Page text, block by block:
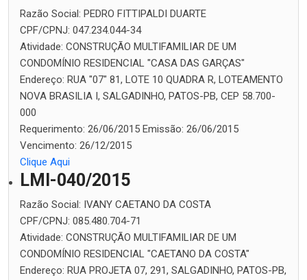
Razão Social: PEDRO FITTIPALDI DUARTE
CPF/CPNJ: 047.234.044-34
Atividade: CONSTRUÇÃO MULTIFAMILIAR DE UM
CONDOMÍNIO RESIDENCIAL "CASA DAS GARÇAS"
Endereço: RUA "07" 81, LOTE 10 QUADRA R, LOTEAMENTO
NOVA BRASILIA I, SALGADINHO, PATOS-PB, CEP 58.700-
000
Requerimento: 26/06/2015 Emissão: 26/06/2015
Vencimento: 26/12/2015
Clique Aqui
LMI-040/2015
Razão Social: IVANY CAETANO DA COSTA
CPF/CPNJ: 085.480.704-71
Atividade: CONSTRUÇÃO MULTIFAMILIAR DE UM
CONDOMÍNIO RESIDENCIAL "CAETANO DA COSTA"
Endereço: RUA PROJETA 07, 291, SALGADINHO, PATOS-PB,